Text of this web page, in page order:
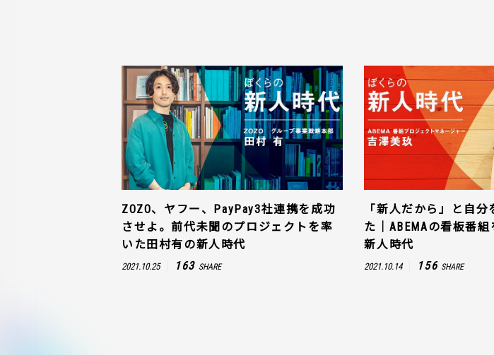
ZOZO、ヤフー、PayPay3社連携を成功
させよ。前代未聞のプロジェクトを率
いた田村有の新人時代
2021.10.25 163 SHARE
「新人だから」と自
た｜ABEMAの看板番
新人時代
2021.10.14 156 SHARE